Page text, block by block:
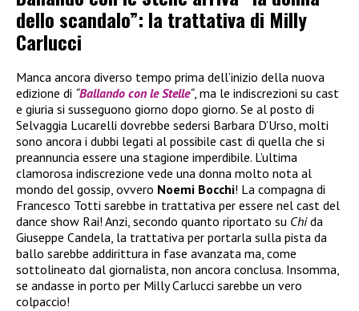
dello scandalo”: la trattativa di Milly
Carlucci
Manca ancora diverso tempo prima dell’inizio della nuova
edizione di “Ballando con le Stelle“, ma le indiscrezioni su cast
e giuria si susseguono giorno dopo giorno. Se al posto di
Selvaggia Lucarelli dovrebbe sedersi Barbara D’Urso, molti
sono ancora i dubbi legati al possibile cast di quella che si
preannuncia essere una stagione imperdibile. L’ultima
clamorosa indiscrezione vede una donna molto nota al
mondo del gossip, ovvero Noemi Bocchi! La compagna di
Francesco Totti sarebbe in trattativa per essere nel cast del
dance show Rai! Anzi, secondo quanto riportato su Chida
Giuseppe Candela, la trattativa per portarla sulla pista da
ballo sarebbe addirittura in fase avanzata ma, come
sottolineato dal giornalista, non ancora conclusa. Insomma,
se andasse in porto per Milly Carlucci sarebbe un vero
colpaccio!